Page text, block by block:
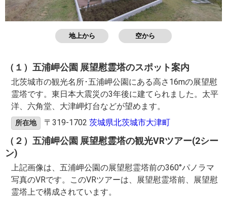
地上から 空から
（１）五浦岬公園 展望慰霊塔のスポット案内
北茨城市の観光名所･五浦岬公園にある高さ16mの展望慰
霊塔です。東日本大震災の3年後に建てられました。太平
洋、六角堂、大津岬灯台などが望めます。
所在地 〒319-1702 茨城県北茨城市大津町
（２）五浦岬公園 展望慰霊塔の観光VRツアー(2シー
ン)
上記画像は、五浦岬公園の展望慰霊塔前の360°パノラマ
写真のVRです。このVRツアーは、展望慰霊塔前、展望慰
霊塔上で構成されています。